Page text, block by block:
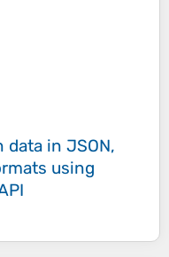
in JSON,
using